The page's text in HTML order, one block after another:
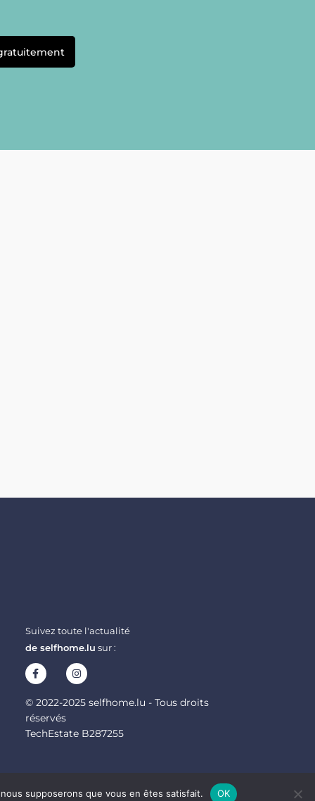
Suivez toute l'actualité
de selfhome.lu sur :
© 2022-2025 selfhome.lu - Tous droits
réservés
TechEstate B287255
supposerons que vous en êtes satisfait. OK